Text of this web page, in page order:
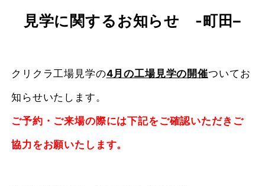
見学に関するお知らせ -町田–
クリクラ工場見学の4月の工場見学の開催ついてお
知らせいたします。
ご予約・ご来場の際には下記をご確認いただきご
協力をお願いたします。